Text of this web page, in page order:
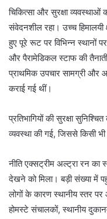
चिकित्सा और सुरक्षा
संवेदनशील रहा। उच्च हिमालयी
हुए पूरे रूट पर विभिन्न स्थानों
और पैरामेडिकल स्टाफ की
प्राथमिक उपचार सामग्री और
कराई गई थीं।
प्रतिभागियों की सुरक्षा
व्यवस्था की गई, जिससे किसी
नीति एक्सट्रीम अल्ट्रा रन का
देखने को मिला। बड़ी संख्या में
लोगों के कारण स्थानीय स्तर पर
होमस्टे संचालकों, स्थानीय